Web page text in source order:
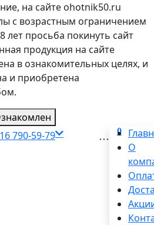
на сайте ohotnik50.ru
с возрастным ограничением
лет просьба покинуть сайт
продукция на сайте
в ознакомительных целях, и
и приобретена
790-59-79
0
...
О